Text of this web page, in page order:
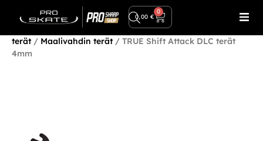
Ilmainen toimitus yli 80€ tilauksiin!
0,00 €
0
Terät ja terätarvikkeet/Luistimen
terät/ Maalivahdin terät/ TRUE Shift Attack DLC terät
4mm